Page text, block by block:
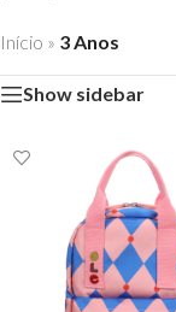
Início » 3 Anos
Show sidebar